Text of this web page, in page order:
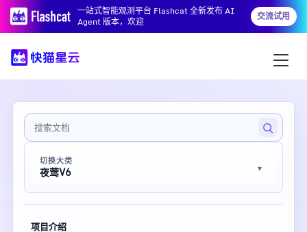
一站式智能观测平台 Flashcat 全新发布 AI
Agent 版本，欢迎
交流试用
切换大类
夜莺V6
项目介绍